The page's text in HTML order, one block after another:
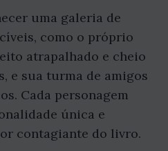
uma galeria de
como o próprio
atrapalhado e cheio
e sua turma de amigos
Cada personagem
única e
contagiante do livro.